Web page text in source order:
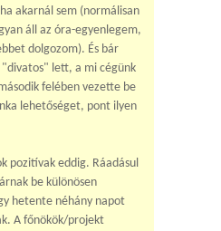
akarnál sem (normálisan
áll az óra-egyenlegem,
dolgozom). És bár
"divatos" lett, a mi cégünk
felében vezette be
lehetőséget, pont ilyen
pozitívak eddig. Ráadásul
be különösen
hetente néhány napot
A főnökök/projekt